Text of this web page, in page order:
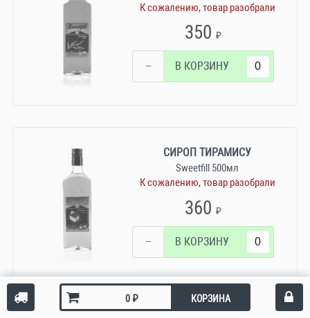
₽ КОРЗИНА
К сожалению, товар разобрали
350₽
− В КОРЗИНУ
СИРОП ТИРАМИСУ
Sweetfill 500мл
К сожалению, товар разобрали
360₽
− В КОРЗИНУ